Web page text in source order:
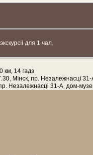
для 1 чал.
км, 14 гадз
Мінск, пр. Незалежнасці
Незалежнасці 31-А, дом-